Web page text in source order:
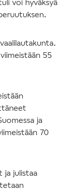
55
ja
70
ja julistaa